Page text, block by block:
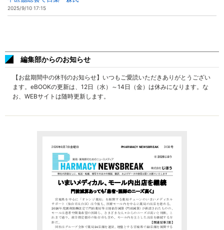
2025/9/10 17:15
編集部からのお知らせ
【お盆期間中の休刊のお知らせ】いつもご愛読いただきありがとうござい
ます。eBOOKの更新は、12日（水）～14日（金）は休みになります。な
お、WEBサイトは随時更新します。